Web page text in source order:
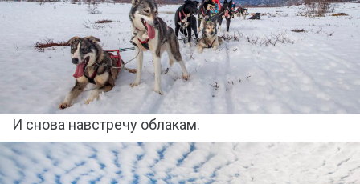
И снова навстречу облакам.